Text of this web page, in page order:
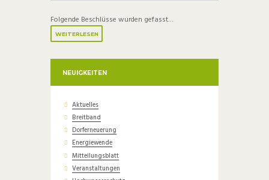
Folgende Beschlüsse wurden gefasst…
WEITERLESEN
NEUIGKEITEN
Aktuelles
Breitband
Dorferneuerung
Energiewende
Mitteilungsblatt
Veranstaltungen